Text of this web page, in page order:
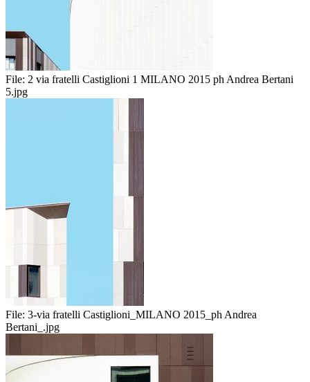
File: 2 via fratelli Castiglioni 1 MILANO 2015 ph Andrea Bertani
5.jpg
File: 3-via fratelli Castiglioni_MILANO 2015_ph Andrea
Bertani_.jpg